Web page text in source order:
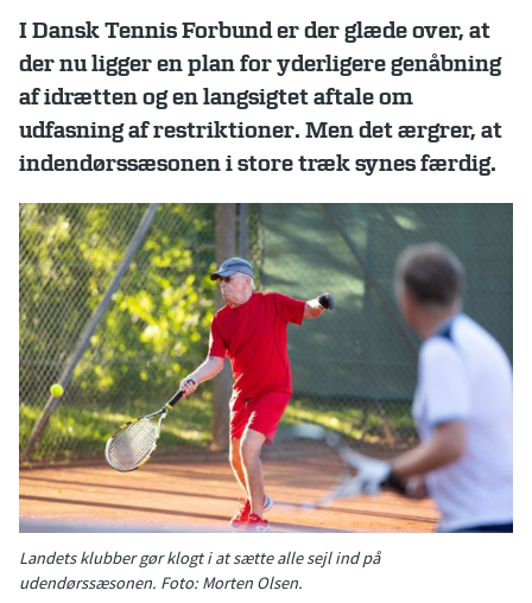
I Dansk Tennis Forbund er der glæde over, at
der nu ligger en plan for yderligere genåbning
af idrætten og en langsigtet aftale om
udfasning af restriktioner. Men det ærgrer, at
indendørssæsonen i store træk synes færdig.
Landets klubber gør klogt i at sætte alle sejl ind på
udendørssæsonen. Foto: Morten Olsen.